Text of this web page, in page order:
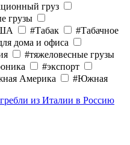
груз
грузы
#Табак
#Табачное
дома и офиса
#тяжеловесные грузы
#экспорт
Америка
#Южная
из Италии в Россию